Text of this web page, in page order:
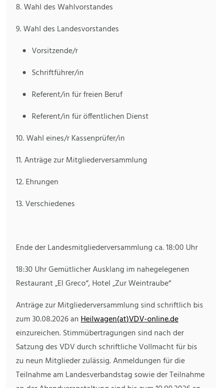
8. Wahl des Wahlvorstandes
9. Wahl des Landesvorstandes
Vorsitzende/r
Schriftführer/in
Referent/in für freien Beruf
Referent/in für öffentlichen Dienst
10. Wahl eines/r Kassenprüfer/in
11. Anträge zur Mitgliederversammlung
12. Ehrungen
13. Verschiedenes
Ende der Landesmitgliederversammlung ca. 18:00 Uhr
18:30 Uhr Gemütlicher Ausklang im nahegelegenen
Restaurant „El Greco“, Hotel „Zur Weintraube“
Anträge zur Mitgliederversammlung sind schriftlich bis
zum 30.08.2026 anHeilwagen(at)VDV-online.de
einzureichen. Stimmübertragungen sind nach der
Satzung des VDV durch schriftliche Vollmacht für bis
zu neun Mitglieder zulässig. Anmeldungen für die
Teilnahme am Landesverbandstag sowie der Teilnahme